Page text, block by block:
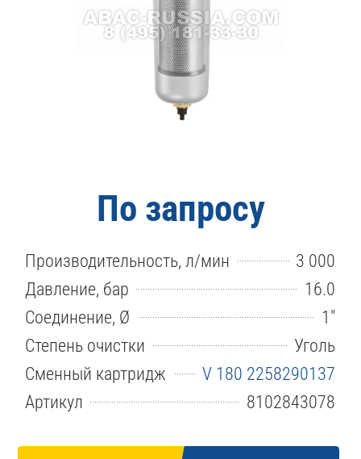
По запросу
Производительность, л/мин
3 000
Давление, бар
16.0
Соединение, Ø
1″
Степень очистки
Уголь
Сменный картридж
V 180 2258290137
Артикул
8102843078